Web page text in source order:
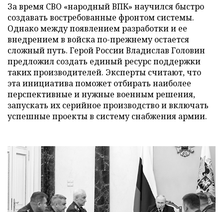
За время СВО «народный ВПК» научился быстро
создавать востребованные фронтом системы.
Однако между появлением разработки и ее
внедрением в войска по-прежнему остается
сложный путь. Герой России Владислав Головин
предложил создать единый ресурс поддержки
таких производителей. Эксперты считают, что
эта инициатива поможет отбирать наиболее
перспективные и нужные военным решения,
запускать их серийное производство и включать
успешные проекты в систему снабжения армии.